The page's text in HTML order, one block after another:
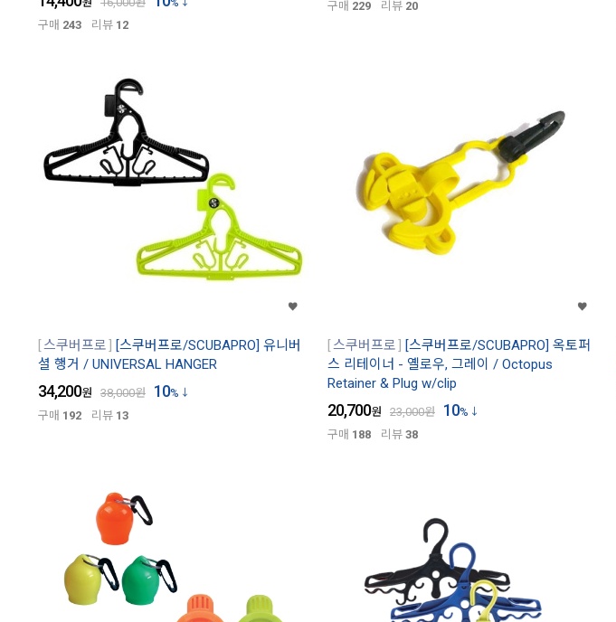
구매 243 리뷰 12
구매 229 리뷰 20
스쿠버프로
[스쿠버프로/SCUBAPRO] 유니버
셜 행거 / UNIVERSAL HANGER
34,200원 38,000원 10%
구매 192 리뷰 13
스쿠버프로
[스쿠버프로/SCUBAPRO] 옥토퍼
스 리테이너 - 옐로우, 그레이 / Octopus
Retainer & Plug w/clip
20,700원 23,000원 10%
구매 188 리뷰 38